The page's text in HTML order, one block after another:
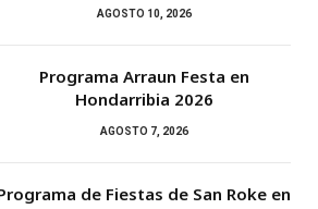
AGOSTO 10, 2026
Programa Arraun Festa en
Hondarribia 2026
AGOSTO 7, 2026
de Fiestas de San Roke en